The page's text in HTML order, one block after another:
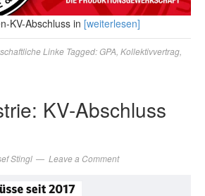
KV-Abschluss in [weiterlesen]
Linke Tagged:GPA Kollektivvertrag
KV-Abschluss
Stingl Leave a Comment